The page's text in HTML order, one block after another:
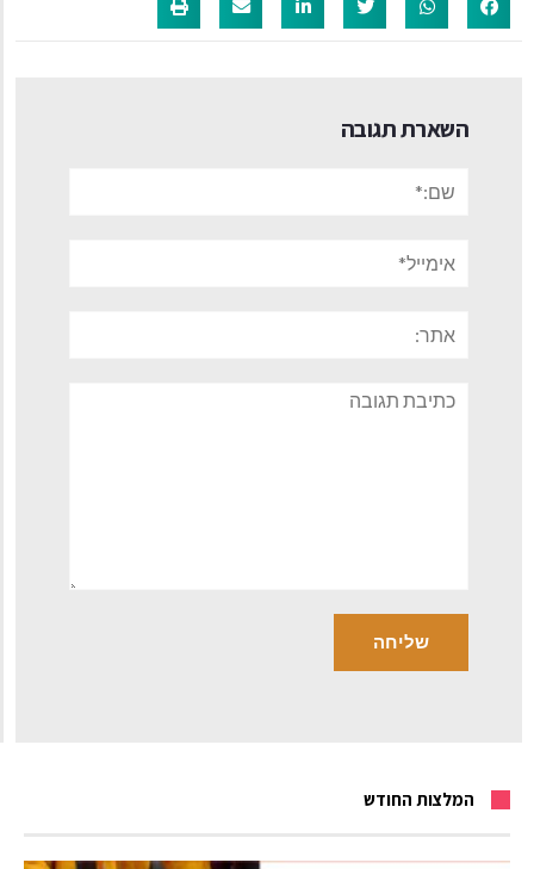
השארת תגובה
המלצות החודש